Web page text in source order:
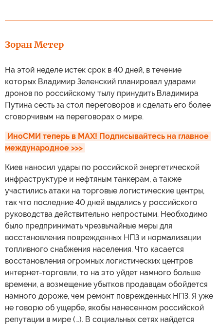
Зоран Метер
На этой неделе истек срок в 40 дней, в течение
которых Владимир Зеленский планировал ударами
дронов по российскому тылу принудить Владимира
Путина сесть за стол переговоров и сделать его более
сговорчивым на переговорах о мире.
ИноСМИ теперь в MAX! Подписывайтесь на главное
международное >>>
Киев наносил удары по российской энергетической
инфраструктуре и нефтяным танкерам, а также
участились атаки на торговые логистические центры,
так что последние 40 дней выдались у российского
руководства действительно непростыми. Необходимо
было предпринимать чрезвычайные меры для
восстановления поврежденных НПЗ и нормализации
топливного снабжения населения. Что касается
восстановления огромных логистических центров
интернет-торговли, то на это уйдет намного больше
времени, а возмещение убытков продавцам обойдется
намного дороже, чем ремонт поврежденных НПЗ. Я уже
не говорю об ущербе, якобы нанесенном российской
репутации в мире (…). В социальных сетях найдется